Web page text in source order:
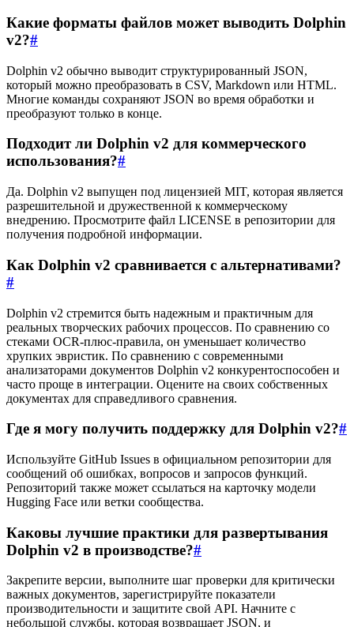
Какие форматы файлов может выводить Dolphin
v2?#
Dolphin v2 обычно выводит структурированный JSON,
который можно преобразовать в CSV, Markdown или HTML.
Многие команды сохраняют JSON во время обработки и
преобразуют только в конце.
Подходит ли Dolphin v2 для коммерческого
использования?#
Да. Dolphin v2 выпущен под лицензией MIT, которая является
разрешительной и дружественной к коммерческому
внедрению. Просмотрите файл LICENSE в репозитории для
получения подробной информации.
Как Dolphin v2 сравнивается с альтернативами?
#
Dolphin v2 стремится быть надежным и практичным для
реальных творческих рабочих процессов. По сравнению со
стеками OCR-плюс-правила, он уменьшает количество
хрупких эвристик. По сравнению с современными
анализаторами документов Dolphin v2 конкурентоспособен и
часто проще в интеграции. Оцените на своих собственных
документах для справедливого сравнения.
Где я могу получить поддержку для Dolphin v2?#
Используйте GitHub Issues в официальном репозитории для
сообщений об ошибках, вопросов и запросов функций.
Репозиторий также может ссылаться на карточку модели
Hugging Face или ветки сообщества.
Каковы лучшие практики для развертывания
Dolphin v2 в производстве?#
Закрепите версии, выполните шаг проверки для критически
важных документов, зарегистрируйте показатели
производительности и защитите свой API. Начните с
небольшой службы, которая возвращает JSON, и